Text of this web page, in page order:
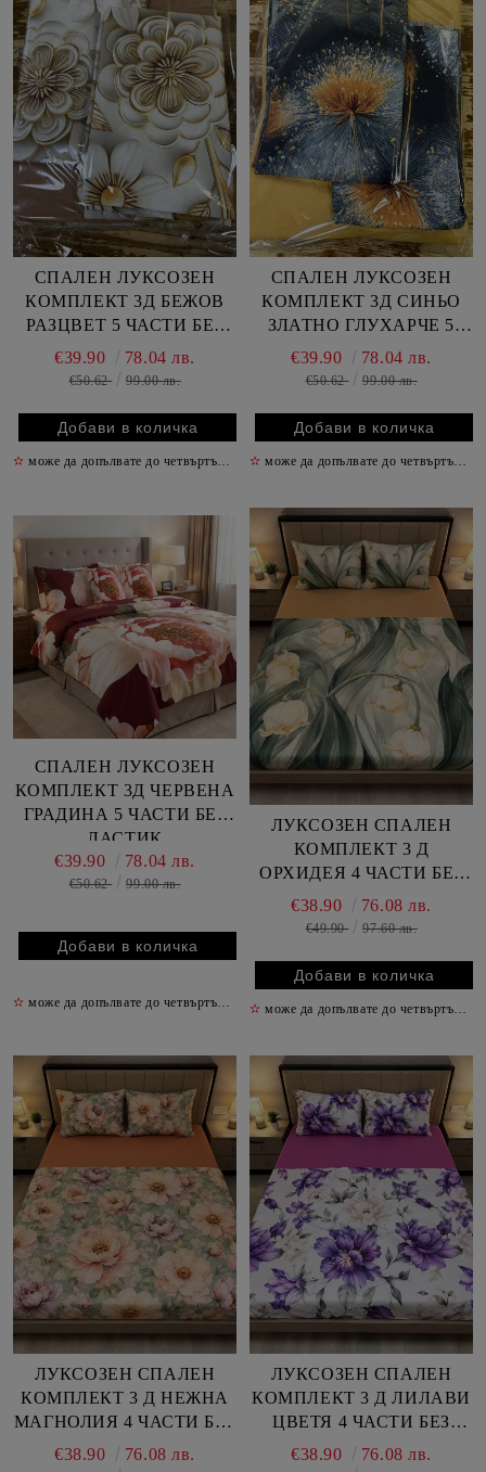
СПАЛЕН ЛУКСОЗЕН
КОМПЛЕКТ 3Д БЕЖОВ
РАЗЦВЕТ 5 ЧАСТИ БЕЗ
ЛАСТИК
€39.90 78.04 лв.
€50.62 99.00 лв.
✫ може да допълвате до четвъртък включително ✫
СПАЛЕН ЛУКСОЗЕН
КОМПЛЕКТ 3Д СИНЬО
ЗЛАТНО ГЛУХАРЧЕ 5
ЧАСТИ БЕЗ ЛАСТИК
€39.90 78.04 лв.
€50.62 99.00 лв.
✫ може да допълвате до четвъртък включително
СПАЛЕН ЛУКСОЗЕН
КОМПЛЕКТ 3Д ЧЕРВЕНА
ГРАДИНА 5 ЧАСТИ БЕЗ
ЛАСТИК
€39.90
78.04 лв.
€50.62 99.00 лв.
✫ може да допълвате до четвъртък включително
ЛУКСОЗЕН СПАЛЕН
КОМПЛЕКТ 3 Д
ОРХИДЕЯ 4 ЧАСТИ БЕЗ
ЛАСТИК
€38.90 76.08 лв.
€49.90 97.60 лв.
✫ може да допълвате до четвъртък включително
ЛУКСОЗЕН СПАЛЕН
КОМПЛЕКТ 3 Д НЕЖНА
МАГНОЛИЯ 4 ЧАСТИ БЕЗ
ЛАСТИК
€38.90 76.08 лв.
ЛУКСОЗЕН СПАЛЕН
КОМПЛЕКТ 3 Д ЛИЛАВИ
ЦВЕТЯ 4 ЧАСТИ БЕЗ
ЛАСТИК
€38.90 76.08 лв.